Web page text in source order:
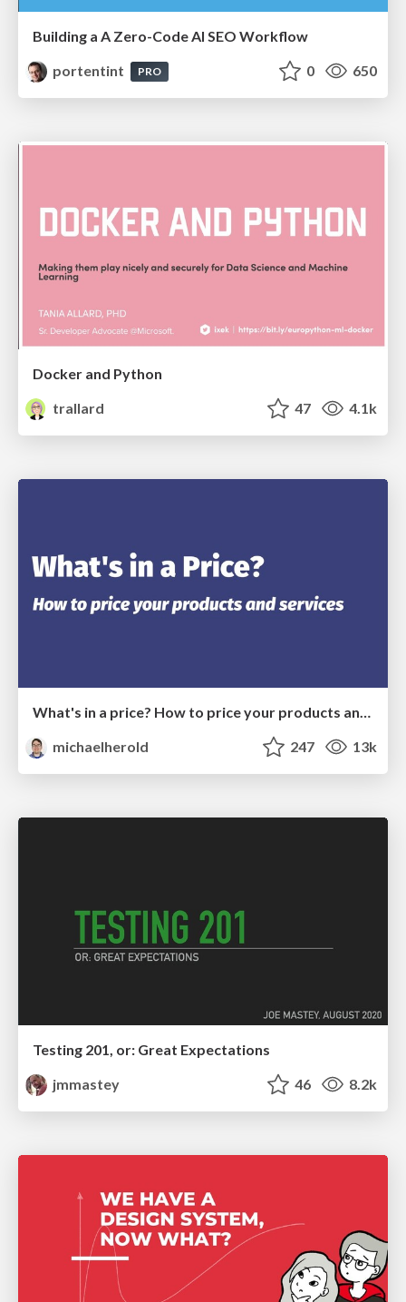
Building a A Zero-Code AI SEO Workflow
portentint
PRO 0 650
Docker and Python
trallard
47 4.1k
What's in a price? How to price your products and services
michaelherold
247 13k
Testing 201, or: Great Expectations
jmmastey
46 8.2k